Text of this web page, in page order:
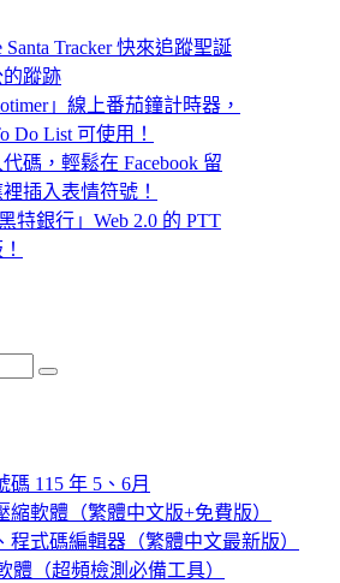
Santa Tracker 快來追蹤聖誕
蹤跡
」線上番茄鐘計時器，
Do List 可使用！
碼，輕鬆在 Facebook 留
插入表情符號！
黑特銀行」Web 2.0 的 PTT
Search
115 年 5、6月
縮軟體（繁體中文版+免費版）
程式碼編輯器（繁體中文最新版）
體（超頻檢測必備工具）